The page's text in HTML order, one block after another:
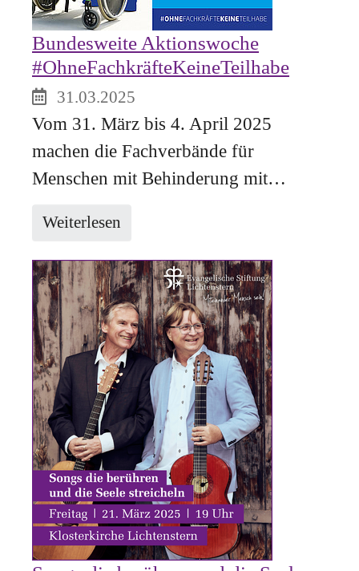
Bundesweite Aktionswoche
#OhneFachkräfteKeineTeilhabe
31.03.2025
Vom 31. März bis 4. April 2025
machen die Fachverbände für
Menschen mit Behinderung mit…
Weiterlesen